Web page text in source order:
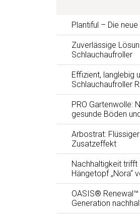
Plantiful – Die
Zuverlässige
Schlauchaufroller
Effizient, langlebig
Schlauchaufroller
PRO Gartenwolle:
gesunde Böden
Arbostrat:
Zusatzeffekt
Nachhaltigkeit trifft
Hängetopf „Nora“
OASIS®
Generation